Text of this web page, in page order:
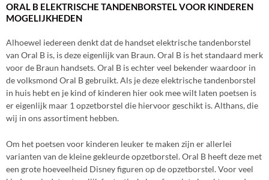
ORAL B ELEKTRISCHE TANDENBORSTEL VOOR KINDEREN
MOGELIJKHEDEN
Alhoewel iedereen denkt dat de handset elektrische tandenborstel
van Oral B is, is deze eigenlijk van Braun. Oral B is het standaard merk
voor de Braun handsets. Oral B is echter veel bekender waardoor in
de volksmond Oral B gebruikt. Als je deze elektrische tandenborstel
in huis hebt en je kind of kinderen hier ook mee wilt laten poetsen is
er eigenlijk maar 1 opzetborstel die hiervoor geschikt is. Althans, die
wij in ons assortiment hebben.
Om het poetsen voor kinderen leuker te maken zijn er allerlei
varianten van de kleine gekleurde opzetborstel. Oral B heeft deze met
een grote hoeveelheid Disney figuren op de opzetborstel. Voor veel